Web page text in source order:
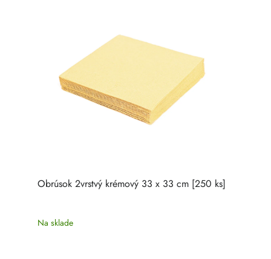
Obrúsok 2vrstvý krémový 33 x 33 cm [250 ks]
Na sklade